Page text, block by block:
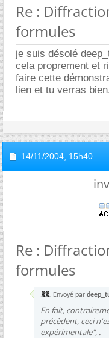
Re :
formules
je suis désolé
cela proprement et
faire cette
lien et tu verras
14/11/2004, 15h40
Re :
formules
Envoyé par
En fait,
précèdent, ceci
expérimentale", .